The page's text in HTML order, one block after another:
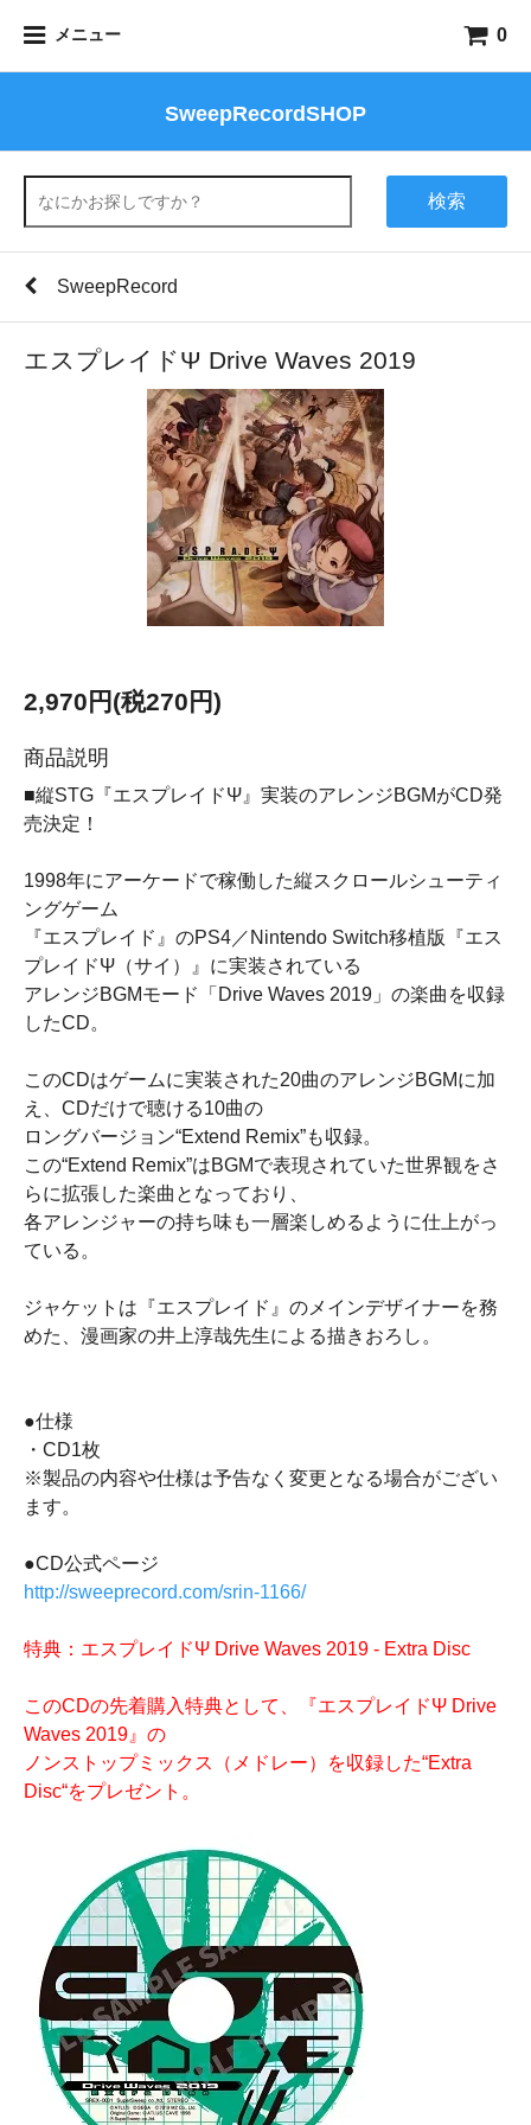
メニュー 0
SweepRecordSHOP
検索
SweepRecord
エスプレイドΨ Drive Waves 2019
2,970円(税270円)
商品説明
■縦STG『エスプレイドΨ』実装のアレンジBGMがCD発
売決定！
1998年にアーケードで稼働した縦スクロールシューティ
ングゲーム
『エスプレイド』のPS4／Nintendo Switch移植版『エス
プレイドΨ（サイ）』に実装されている
アレンジBGMモード「Drive Waves 2019」の楽曲を収録
したCD。
このCDはゲームに実装された20曲のアレンジBGMに加
え、CDだけで聴ける10曲の
ロングバージョン“Extend Remix”も収録。
この“Extend Remix”はBGMで表現されていた世界観をさ
らに拡張した楽曲となっており、
各アレンジャーの持ち味も一層楽しめるように仕上がっ
ている。
ジャケットは『エスプレイド』のメインデザイナーを務
めた、漫画家の井上淳哉先生による描きおろし。
●仕様
・CD1枚
※製品の内容や仕様は予告なく変更となる場合がござい
ます。
●CD公式ページ
http://sweeprecord.com/srin-1166/
特典：エスプレイドΨ Drive Waves 2019 - Extra Disc
このCDの先着購入特典として、『エスプレイドΨ Drive
Waves 2019』の
ノンストップミックス（メドレー）を収録した“Extra
Disc“をプレゼント。